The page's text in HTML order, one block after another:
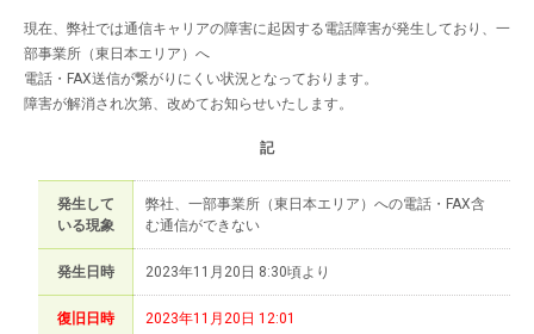
現在、弊社では通信キャリアの障害に起因する電話障害が発生しており、一
部事業所（東日本エリア）へ
電話・FAX送信が繋がりにくい状況となっております。
障害が解消され次第、改めてお知らせいたします。
記
発生して
いる現象
弊社、一部事業所（東日本エリア）への電話・FAX含
む通信ができない
発生日時 2023年11月20日 8:30頃より
復旧日時 2023年11月20日 12:01